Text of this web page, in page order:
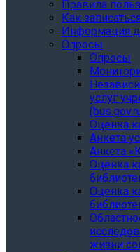
Правила
Как
Информация
Опросы
Опросы
услуг
Оценка
Анкета
Анкета
Oценка
Oценка
жизни